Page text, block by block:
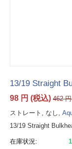
13/19 Straight
98 円 (税込) 462 円
ストレート, なし,
13/19 Straight
在庫状況: